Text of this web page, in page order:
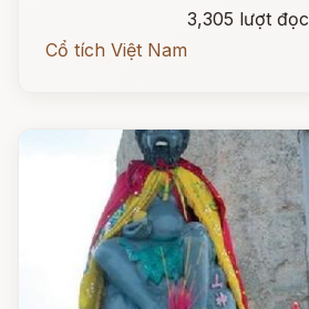
3,305 lượt đọc
Cổ tích Việt Nam